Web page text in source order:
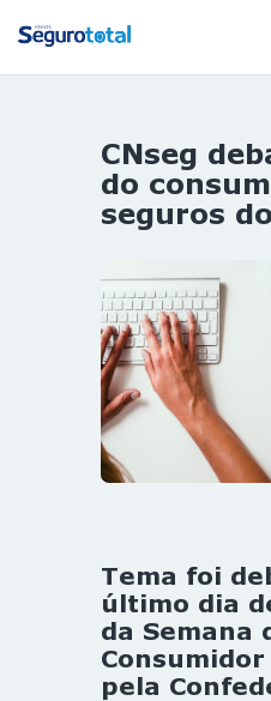
NOTÍCIAS
REVISTA
GAIVOTA
OURO
ST SUMMIT
MULHERES
GESTORAS
HOMEST
HOME
CNseg
do
seguros
Tema foi
último dia
da Semana
pela